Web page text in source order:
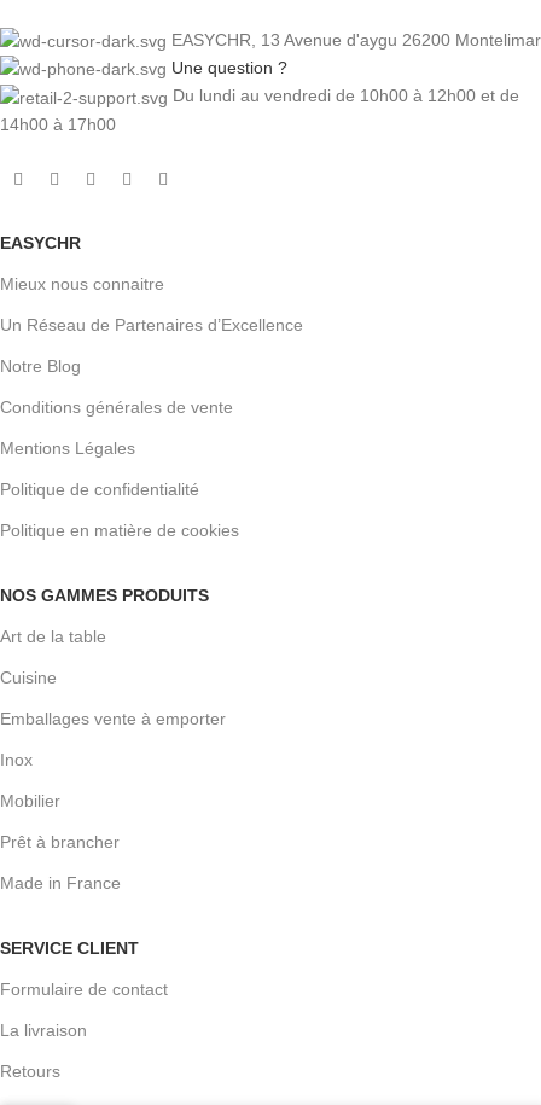
EASYCHR, 13 Avenue d'aygu 26200 Montelimar
Une question ?
Du lundi au vendredi de 10h00 à 12h00 et de
14h00 à 17h00
EASYCHR
Mieux nous connaitre
Un Réseau de Partenaires d’Excellence
Notre Blog
Conditions générales de vente
Mentions Légales
Politique de confidentialité
Politique en matière de cookies
NOS GAMMES PRODUITS
Art de la table
Cuisine
Emballages vente à emporter
Inox
Mobilier
Prêt à brancher
Made in France
SERVICE CLIENT
Formulaire de contact
La livraison
Retours